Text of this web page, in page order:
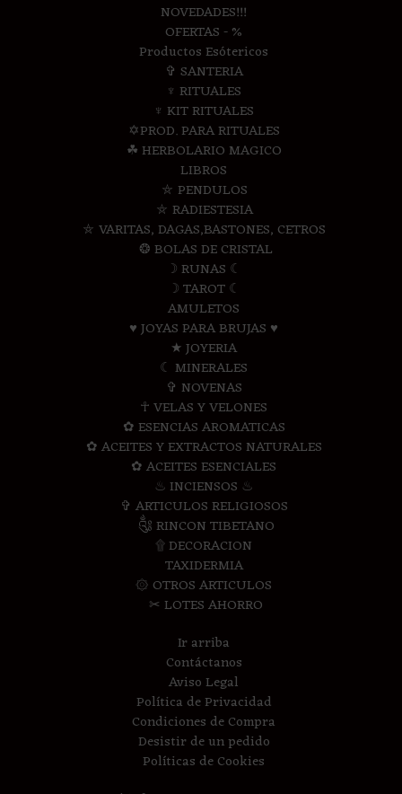
NOVEDADES!!!
OFERTAS - %
Productos Esótericos
✞ SANTERIA
♆ RITUALES
♆ KIT RITUALES
✡PROD. PARA RITUALES
☘ HERBOLARIO MAGICO
LIBROS
⛤ PENDULOS
⛤ RADIESTESIA
⛤ VARITAS, DAGAS,BASTONES, CETROS
❂ BOLAS DE CRISTAL
☽ RUNAS ☾
☽ TAROT ☾
AMULETOS
♥ JOYAS PARA BRUJAS ♥
★ JOYERIA
☾ MINERALES
✞ NOVENAS
☥ VELAS Y VELONES
✿ ESENCIAS AROMATICAS
✿ ACEITES Y EXTRACTOS NATURALES
✿ ACEITES ESENCIALES
♨ INCIENSOS ♨
✞ ARTICULOS RELIGIOSOS
༃ RINCON TIBETANO
۩ DECORACION
TAXIDERMIA
۞ OTROS ARTICULOS
✂ LOTES AHORRO
Ir arriba
Contáctanos
Aviso Legal
Política de Privacidad
Condiciones de Compra
Desistir de un pedido
Políticas de Cookies